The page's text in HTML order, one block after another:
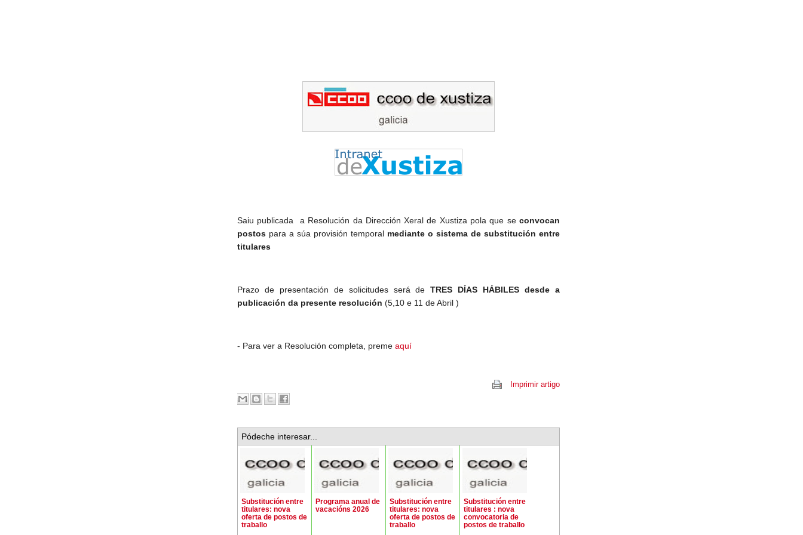
Saiu publicada a Resolución da Dirección Xeral de Xustiza pola que se convocan
postos para a súa provisión temporal mediante o sistema de substitución entre
titulares
Prazo de presentación de solicitudes será deTRES DÍAS HÁBILES desde a
publicación da presente resolución (5,10 e 11 de Abril )
- Para ver a Resolución completa, preme aquí
Imprimir artigo
Pódeche interesar...
Substitución entre
titulares: nova
oferta de postos de
traballo
Programa anual de
vacacións 2026
Substitución entre
titulares: nova
oferta de postos de
traballo
Substitución entre
titulares : nova
convocatoria de
postos de traballo